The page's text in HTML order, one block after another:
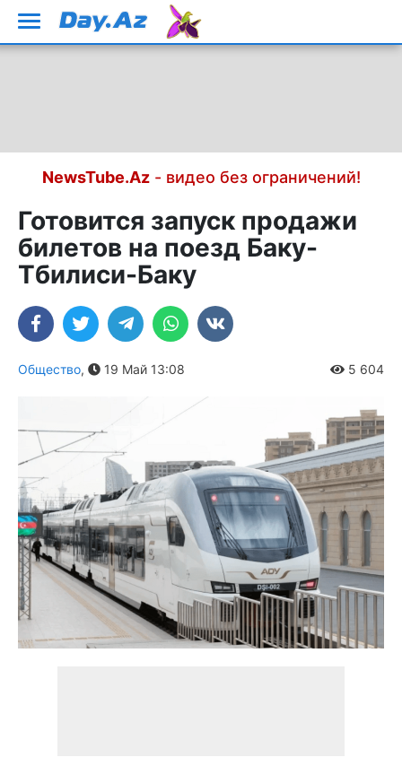
NewsTube.Az- видео без ограничений!
Готовится запуск продажи
билетов на поезд Баку-
Тбилиси-Баку
Общество, 19 Май 13:08 5 604